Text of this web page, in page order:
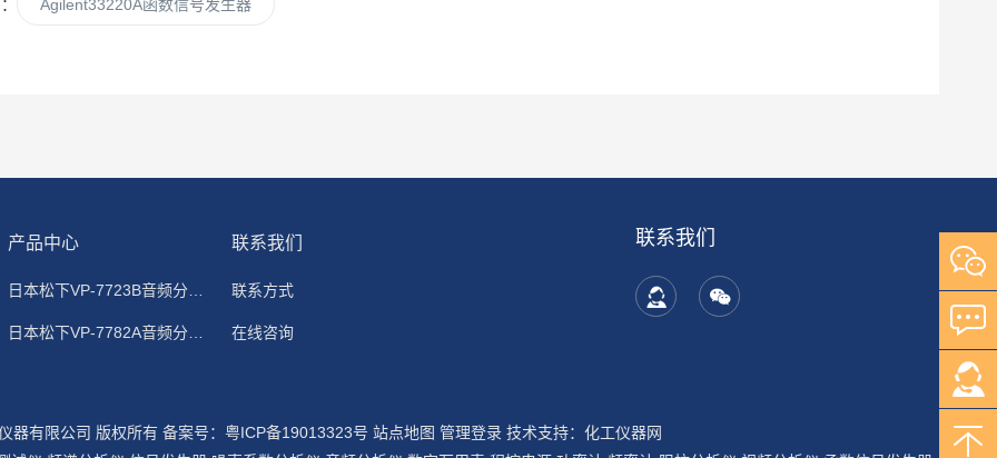
Agilent33220A函数信号发生器
产品中心
日本松下VP-7723B音频分析仪
日本松下VP-7782A音频分析仪
联系我们
联系方式
在线咨询
联系我们
器有限公司 版权所有 备案号：粤ICP备19013323号 站点地图 管理登录技术支持： 化工仪器网